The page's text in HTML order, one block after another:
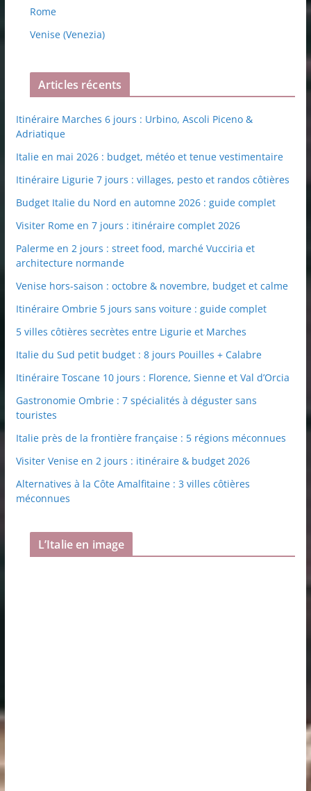
Rome
Venise (Venezia)
Articles récents
Itinéraire Marches 6 jours : Urbino, Ascoli Piceno &
Adriatique
Italie en mai 2026 : budget, météo et tenue vestimentaire
Itinéraire Ligurie 7 jours : villages, pesto et randos côtières
Budget Italie du Nord en automne 2026 : guide complet
Visiter Rome en 7 jours : itinéraire complet 2026
Palerme en 2 jours : street food, marché Vucciria et
architecture normande
Venise hors-saison : octobre & novembre, budget et calme
Itinéraire Ombrie 5 jours sans voiture : guide complet
5 villes côtières secrètes entre Ligurie et Marches
Italie du Sud petit budget : 8 jours Pouilles + Calabre
Itinéraire Toscane 10 jours : Florence, Sienne et Val d’Orcia
Gastronomie Ombrie : 7 spécialités à déguster sans
touristes
Italie près de la frontière française : 5 régions méconnues
Visiter Venise en 2 jours : itinéraire & budget 2026
Alternatives à la Côte Amalfitaine : 3 villes côtières
méconnues
L’Italie en image